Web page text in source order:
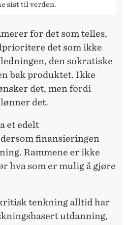
sist til verden.
for det som telles,
det som ikke
den sokratiske
bak produktet. Ikke
det, men fordi
det.
et edelt
finansieringen
Rammene er ikke
hva som er mulig å gjøre
tenkning alltid har
utdanning,